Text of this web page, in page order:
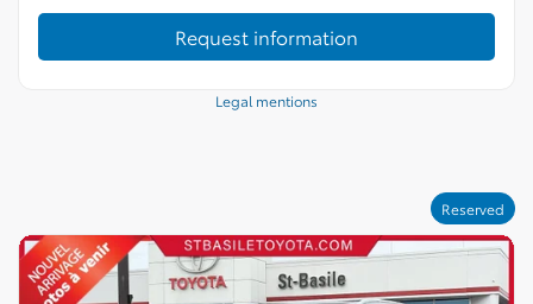
Request information
Legal mentions
Reserved